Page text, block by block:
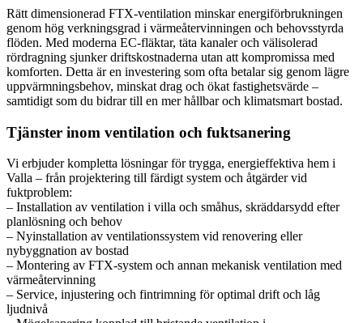
Rätt dimensionerad FTX-ventilation minskar energiförbrukningen
genom hög verkningsgrad i värmeåtervinningen och behovsstyrda
flöden. Med moderna EC-fläktar, täta kanaler och välisolerad
rördragning sjunker driftskostnaderna utan att kompromissa med
komforten. Detta är en investering som ofta betalar sig genom lägre
uppvärmningsbehov, minskat drag och ökat fastighetsvärde –
samtidigt som du bidrar till en mer hållbar och klimatsmart bostad.
Tjänster inom ventilation och fuktsanering
Vi erbjuder kompletta lösningar för trygga, energieffektiva hem i
Valla – från projektering till färdigt system och åtgärder vid
fuktproblem:
– Installation av ventilation i villa och småhus, skräddarsydd efter
planlösning och behov
– Nyinstallation av ventilationssystem vid renovering eller
nybyggnation av bostad
– Montering av FTX-system och annan mekanisk ventilation med
värmeåtervinning
– Service, injustering och fintrimning för optimal drift och låg
ljudnivå